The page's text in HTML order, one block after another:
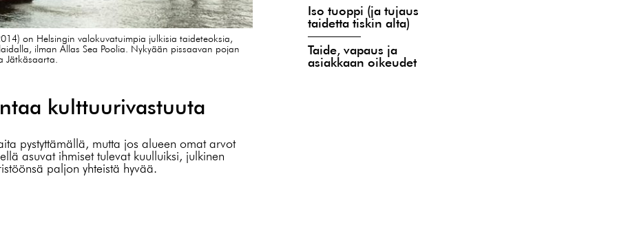
on Helsingin valokuvatuimpia julkisia taideteoksia,
ilman Allas Sea Poolia. Nykyään pissaavan pojan
Jätkäsaarta.
kulttuurivastuuta
pystyttämällä, mutta jos alueen omat arvot
asuvat ihmiset tulevat kuulluiksi, julkinen
paljon yhteistä hyvää.
Iso tuoppi (ja tujaus
taidetta tiskin alta)
Taide, vapaus ja
asiakkaan oikeudet